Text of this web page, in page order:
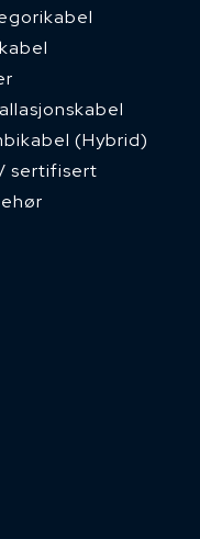
(Hybrid)
sertifisert